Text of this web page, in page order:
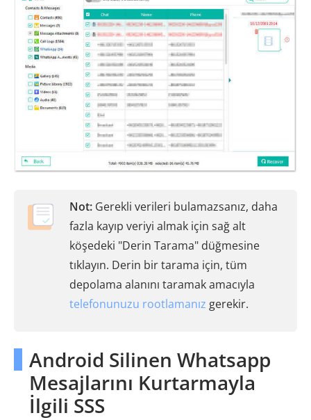
Not: Gerekli verileri bulamazsanız, daha
fazla kayıp veriyi almak için sağ alt
köşedeki "Derin Tarama" düğmesine
tıklayın. Derin bir tarama için, tüm
depolama alanını taramak amacıyla
telefonunuzu rootlamanız gerekir.
Android Silinen Whatsapp
Mesajlarını Kurtarmayla
İlgili SSS